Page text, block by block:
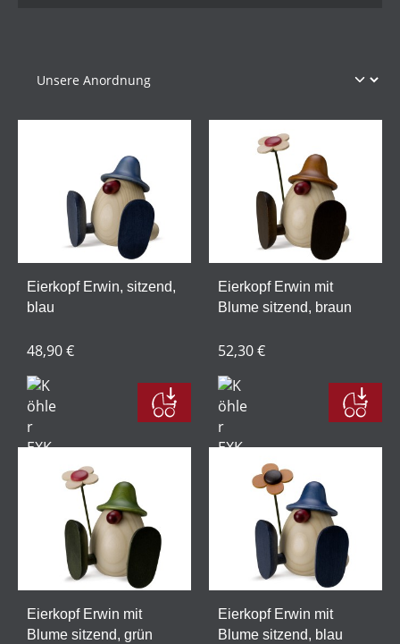
Eierkopf Erwin, sitzend,
blau
48,90 €
Eierkopf Erwin mit
Blume sitzend, braun
52,30 €
Eierkopf Erwin mit
Blume sitzend, grün
Eierkopf Erwin mit
Blume sitzend, blau